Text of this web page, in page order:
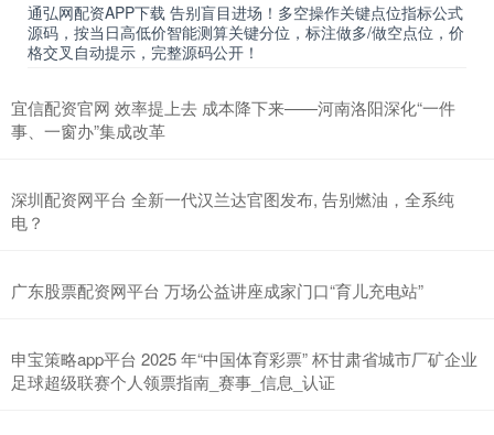
通弘网配资APP下载 告别盲目进场！多空操作关键点位指标公式
源码，按当日高低价智能测算关键分位，标注做多/做空点位，价
格交叉自动提示，完整源码公开！
宜信配资官网 效率提上去 成本降下来——河南洛阳深化“一件
事、一窗办”集成改革
深圳配资网平台 全新一代汉兰达官图发布, 告别燃油，全系纯
电？
广东股票配资网平台 万场公益讲座成家门口“育儿充电站”
申宝策略app平台 2025 年“中国体育彩票” 杯甘肃省城市厂矿企业
足球超级联赛个人领票指南_赛事_信息_认证